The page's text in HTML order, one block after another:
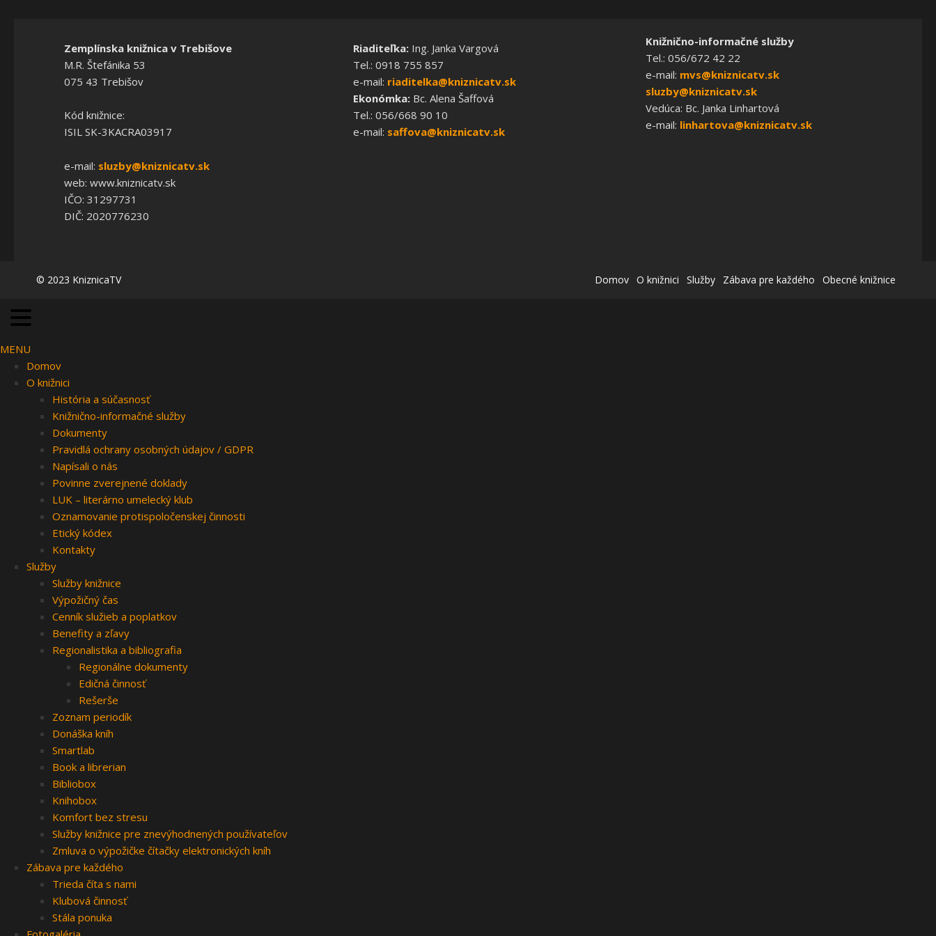
Zemplínska knižnica v Trebišove
M.R. Štefánika 53
075 43 Trebišov
Kód knižnice:
ISIL SK-3KACRA03917
e-mail: sluzby@kniznicatv.sk
web: www.kniznicatv.sk
IČO: 31297731
DIČ: 2020776230
Riaditeľka:Ing. Janka Vargová
Tel.: 0918 755 857
e-mail: riaditelka@kniznicatv.sk
Ekonómka:Bc. Alena Šaffová
Tel.: 056/668 90 10
e-mail: saffova@kniznicatv.sk
Knižnično-informačné služby
Tel.: 056/672 42 22
e-mail: mvs@kniznicatv.sk
sluzby@kniznicatv.sk
Vedúca: Bc. Janka Linhartová
e-mail: linhartova@kniznicatv.sk
© 2023 KniznicaTV Domov O knižnici Služby Zábava pre každého Obecné knižnice
MENU
Domov
O knižnici
História a súčasnosť
Knižnično-informačné služby
Dokumenty
Pravidlá ochrany osobných údajov / GDPR
Napísali o nás
Povinne zverejnené doklady
LUK – literárno umelecký klub
Oznamovanie protispoločenskej činnosti
Etický kódex
Kontakty
Služby
Služby knižnice
Výpožičný čas
Cenník služieb a poplatkov
Benefity a zľavy
Regionalistika a bibliografia
Regionálne dokumenty
Edičná činnosť
Rešerše
Zoznam periodík
Donáška kníh
Smartlab
Book a librerian
Bibliobox
Knihobox
Komfort bez stresu
Služby knižnice pre znevýhodnených používateľov
Zmluva o výpožičke čítačky elektronických kníh
Zábava pre každého
Trieda číta s nami
Klubová činnosť
Stála ponuka